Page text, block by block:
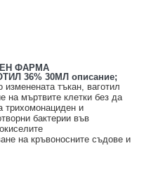
ФАРМА
36% 30МЛ описание;
тъкан, ваготил
на мъртвите клетки без да
трихомонациден и
бактерии във
на кръвоносните съдове и